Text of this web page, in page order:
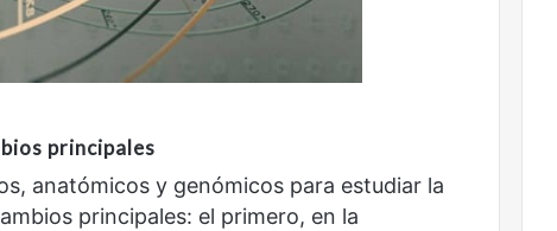
principales
anatómicos y genómicos para estudiar la
principales: el primero, en la